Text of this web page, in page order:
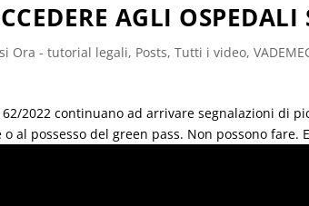
AGLI
Ora - tutorial legali, Posts, Tutti i video,
2022 continuano ad arrivare segnalazioni di
al possesso del green pass. Non possono